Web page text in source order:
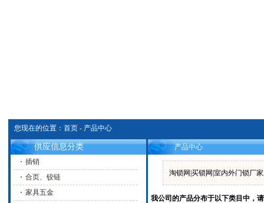
您现在的位置： 首页 - 产品中心
供应信息分类
插销
合页、铰链
家具五金
产品中心
淘锁网|买锁网|室内外门锁厂
我公司的产品分布于以下类目中，